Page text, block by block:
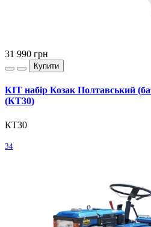
31 990 грн
Купити
КІТ набір Козак Полтавський
(КТ30)
КТ30
34